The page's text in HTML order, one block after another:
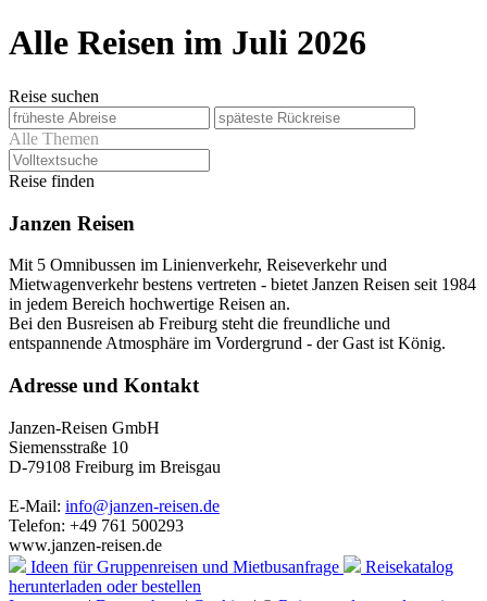
Alle Reisen im Juli 2026
Reise suchen
Alle Themen
Reise finden
Janzen Reisen
Mit 5 Omnibussen im Linienverkehr, Reiseverkehr und
Mietwagenverkehr bestens vertreten - bietet Janzen Reisen seit 1984
in jedem Bereich hochwertige Reisen an.
Bei den Busreisen ab Freiburg steht die freundliche und
entspannende Atmosphäre im Vordergrund - der Gast ist König.
Adresse und Kontakt
Janzen-Reisen GmbH
Siemensstraße 10
D-79108 Freiburg im Breisgau
E-Mail: info@janzen-reisen.de
Telefon: +49 761 500293
www.janzen-reisen.de
Ideen für Gruppenreisen und Mietbusanfrage
Reisekatalog
herunterladen oder bestellen